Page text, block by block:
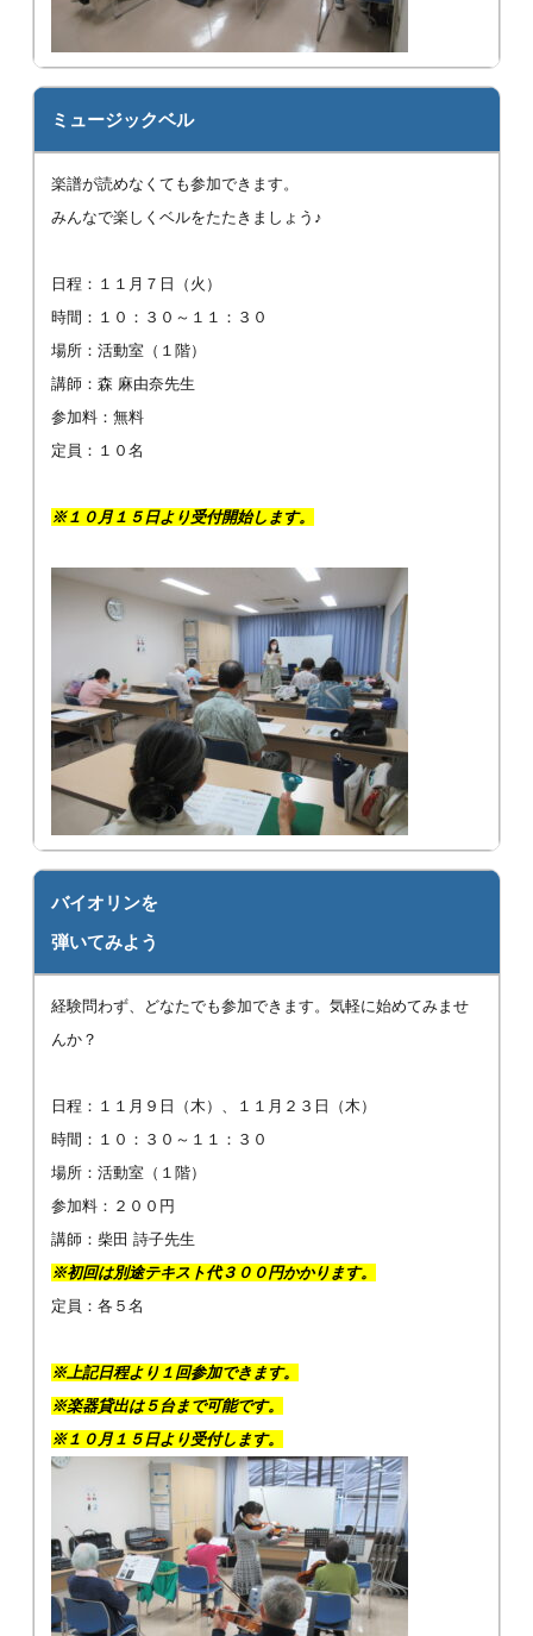
ミュージックベル
楽譜が読めなくても参加できます。
みんなで楽しくベルをたたきましょう♪
日程：１１月７日（火）
時間：１０：３０～１１：３０
場所：活動室（１階）
講師：森 麻由奈先生
参加料：無料
定員：１０名
※１０月１５日より受付開始します。
バイオリンを
弾いてみよう
経験問わず、どなたでも参加できます。気軽に始めてみませ
んか？
日程：１１月９日（木）、１１月２３日（木）
時間：１０：３０～１１：３０
場所：活動室（１階）
参加料：２００円
講師：柴田 詩子先生
※初回は別途テキスト代３００円かかります。
定員：各５名
※上記日程より１回参加できます。
※楽器貸出は５台まで可能です。
※１０月１５日より受付します。